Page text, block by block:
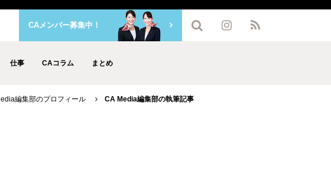
仕事 CAコラム まとめ
CAメンバー募集中！
編集部のプロフィール CA Media編集部の執筆記事